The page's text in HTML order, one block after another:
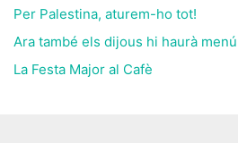
Per Palestina, aturem-ho tot!
Ara també els dijous hi haurà
La Festa Major al Cafè